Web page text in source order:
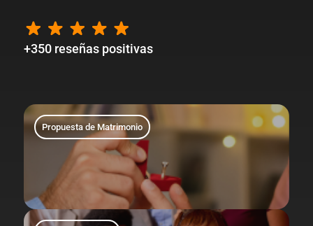
+350 reseñas positivas
Propuesta de Matrimonio